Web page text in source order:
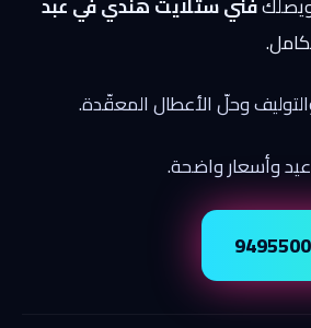
وحلّ الأعطال المعقّدة.
وأسعار واضحة.